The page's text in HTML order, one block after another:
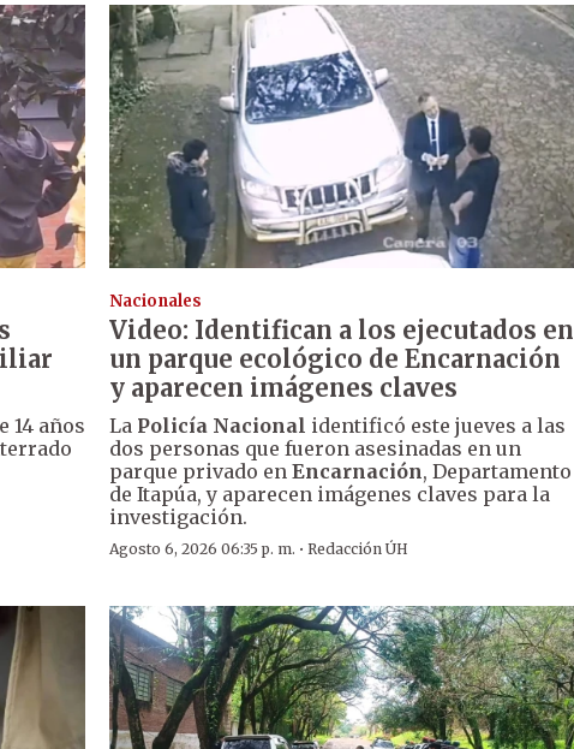
14 años
Nacionales
Video: Identifican a los ejecutados en
un parque ecológico de Encarnación
y aparecen imágenes claves
La Policía Nacional identificó este jueves a las
dos personas que fueron asesinadas en un
parque privado enEncarnación, Departamento
de Itapúa, y aparecen imágenes claves para la
investigación.
Agosto 6, 2026 06:35 p. m. ·Redacción ÚH